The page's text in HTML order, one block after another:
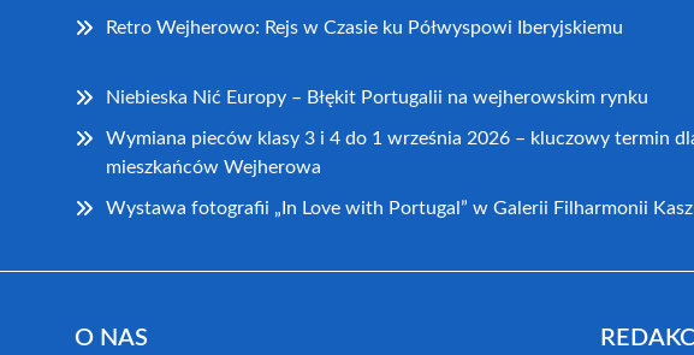
Retro Wejherowo: Rejs w Czasie ku Półwyspowi Iberyjskiemu
Niebieska Nić Europy – Błękit Portugalii na wejherowskim rynku
Wymiana pieców klasy 3 i 4 do 1 września 2026 – kluczowy termin
mieszkańców Wejherowa
Wystawa fotografii „In Love with Portugal” w Galerii Filharmonii
O NAS